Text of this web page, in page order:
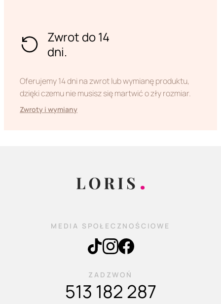
Zwrot do 14
dni.
Oferujemy 14 dni na zwrot lub wymianę produktu,
dzięki czemu nie musisz się martwić o zły rozmiar.
Zwroty i wymiany
MEDIA SPOŁECZNOŚCIOWE
ZADZWOŃ
513 182 287